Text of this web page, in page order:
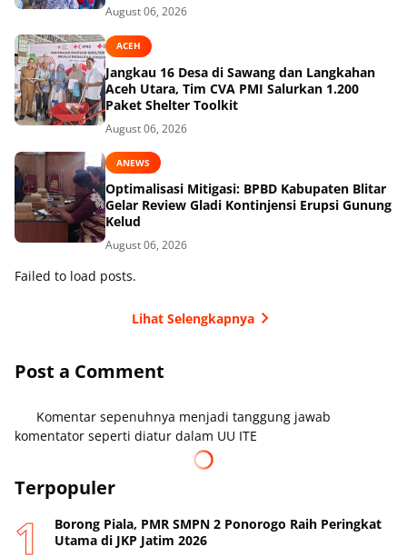
dan Sekolah
August 06, 2026
ACEH
Jangkau 16 Desa di Sawang dan Langkahan
Aceh Utara, Tim CVA PMI Salurkan 1.200
Paket Shelter Toolkit
August 06, 2026
ANEWS
Optimalisasi Mitigasi: BPBD Kabupaten Blitar
Gelar Review Gladi Kontinjensi Erupsi Gunung
Kelud
August 06, 2026
Failed to load posts.
Lihat Selengkapnya
Post a Comment
Komentar sepenuhnya menjadi tanggung jawab
komentator seperti diatur dalam UU ITE
Terpopuler
Borong Piala, PMR SMPN 2 Ponorogo Raih Peringkat
Utama di JKP Jatim 2026